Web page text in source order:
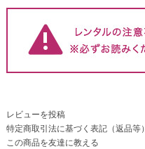
レビューを投稿
特定商取引法に基づく表記（返品等）
この商品を友達に教える